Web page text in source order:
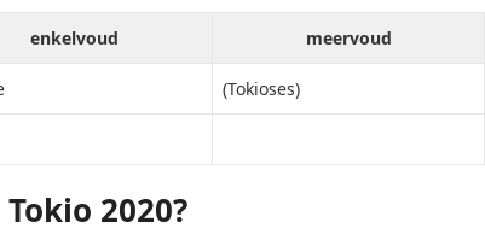
enkelvoud meervoud
(Tokioses)
2020?